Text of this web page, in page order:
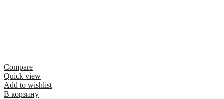
Compare
Quick view
Add to wishlist
В корзину